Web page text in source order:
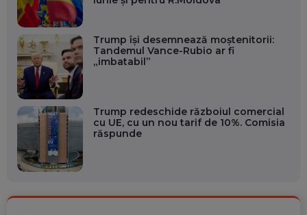
Trump își desemnează moștenitorii:
Tandemul Vance-Rubio ar fi
„imbatabil”
Trump redeschide războiul comercial
cu UE, cu un nou tarif de 10%. Comisia
răspunde